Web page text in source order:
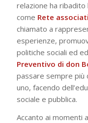
relazione ha ribadito
come Rete
chiamato a
esperienze,
politiche sociali ed
Preventivo di don
passare sempre più
uno, facendo
sociale e pubblica.
Accanto ai momenti